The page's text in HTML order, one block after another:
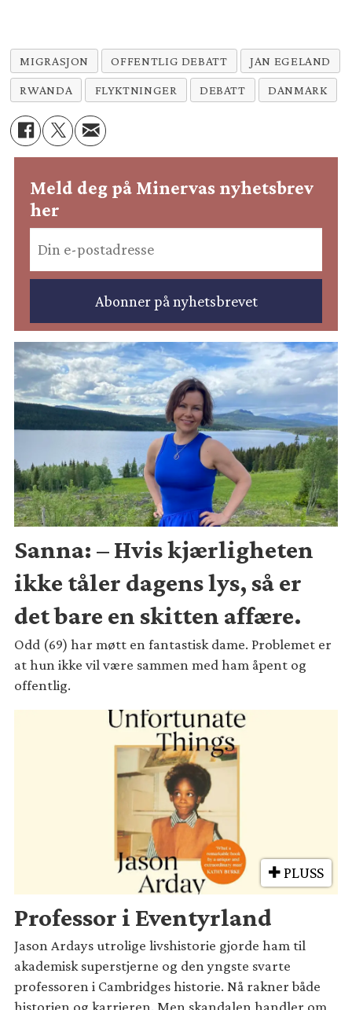
MIGRASJON OFFENTLIG DEBATT JAN EGELAND
RWANDA FLYKTNINGER DEBATT DANMARK
Meld deg på Minervas nyhetsbrev
her
Sanna: – Hvis kjærligheten
ikke tåler dagens lys, så er
det bare en skitten affære.
Odd (69) har møtt en fantastisk dame. Problemet er
at hun ikke vil være sammen med ham åpent og
offentlig.
PLUSS
Professor i Eventyrland
Jason Ardays utrolige livshistorie gjorde ham til
akademisk superstjerne og den yngste svarte
professoren i Cambridges historie. Nå rakner både
historien og karrieren. Men skandalen handler om